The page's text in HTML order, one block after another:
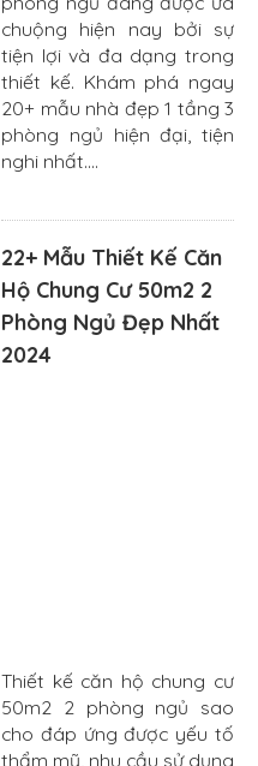
chuộng hiện nay bởi sự
tiện lợi và đa dạng trong
thiết kế. Khám phá ngay
20+ mẫu nhà đẹp 1 tầng 3
phòng ngủ hiện đại, tiện
nghi nhất....
22+ Mẫu Thiết Kế Căn
Hộ Chung Cư 50m2 2
Phòng Ngủ Đẹp Nhất
2024
Thiết kế căn hộ chung cư
50m2 2 phòng ngủ sao
cho đáp ứng được yếu tố
thẩm mỹ, nhu cầu sử dụng